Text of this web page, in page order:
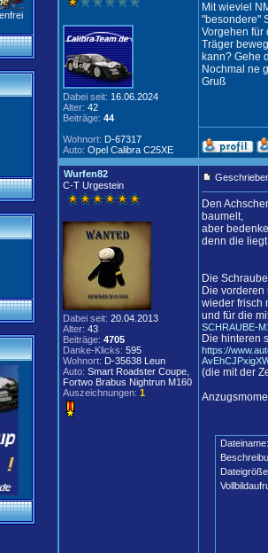
Dabei seit: 16.06.2024
Alter: 42
Beiträge: 44
Wohnort: D-67317
Auto: Opel Calibra C25XE
Mit wieviel
"besondere"
Vorgehen für
Träger
kann? Gehe
Nochmal ne
Gruß
Wurfen82
C-T Urgestein
Dabei seit: 20.04.2013
Alter: 43
Beiträge: 4705
Danke-Klicks: 595
Wohnort: D-35638 Leun
Auto: Smart Roadster Coupe,
Fortwo Brabus Nightrun M160
Auszeichnungen: 1
Den
baumelt,
aber
denn die
Die
Die
wieder frisch
und für die
SCHRAUBE-
Die hinteren
https://
(die mit der
Dateiname: